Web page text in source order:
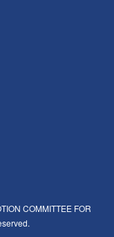
COMMITTEE FOR